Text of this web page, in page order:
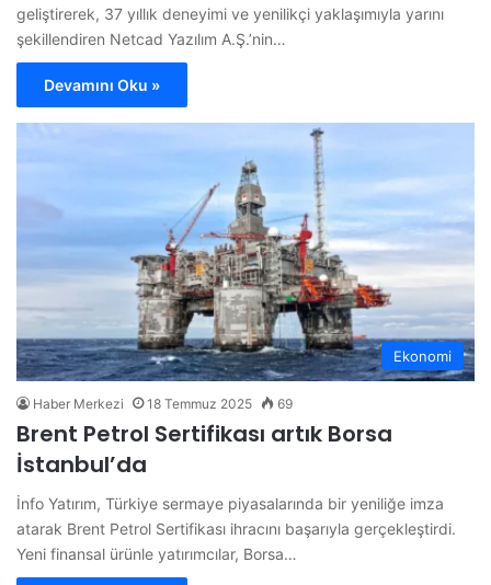
geliştirerek, 37 yıllık deneyimi ve yenilikçi yaklaşımıyla yarını
şekillendiren Netcad Yazılım A.Ş.’nin…
Devamını Oku »
Ekonomi
Haber Merkezi 18 Temmuz 2025 69
Brent Petrol Sertifikası artık Borsa
İstanbul’da
İnfo Yatırım, Türkiye sermaye piyasalarında bir yeniliğe imza
atarak Brent Petrol Sertifikası ihracını başarıyla gerçekleştirdi.
Yeni finansal ürünle yatırımcılar, Borsa…